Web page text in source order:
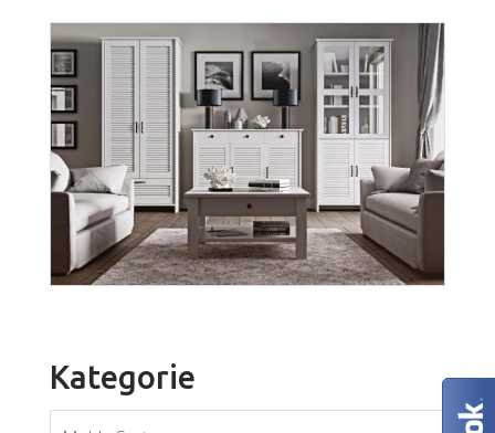
Kategorie